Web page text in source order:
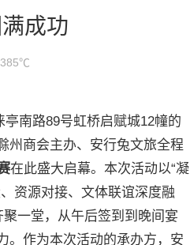
成功
南路89号虹桥启赋城12幢的
州商会主办、安行兔文旅全程
在此盛大启幕。本次活动以“凝
资源对接、文体联谊深度融
一堂，从午后签到到晚间宴
。作为本次活动的承办方，安